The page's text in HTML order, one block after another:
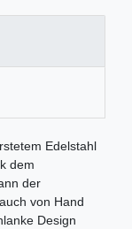
Edelstahl
dem
der
von Hand
Design